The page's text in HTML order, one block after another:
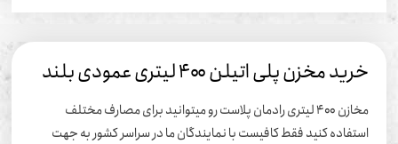
مخزن پلی اتیلن ۴۰۰ لیتری عمودی بلند
مخازن ۴۰۰ لیتری رادمان پلاست رو میتوانید برای مصارف مختلف
کنید فقط کافیست با نمایندگان ما در سراسر کشور به جهت